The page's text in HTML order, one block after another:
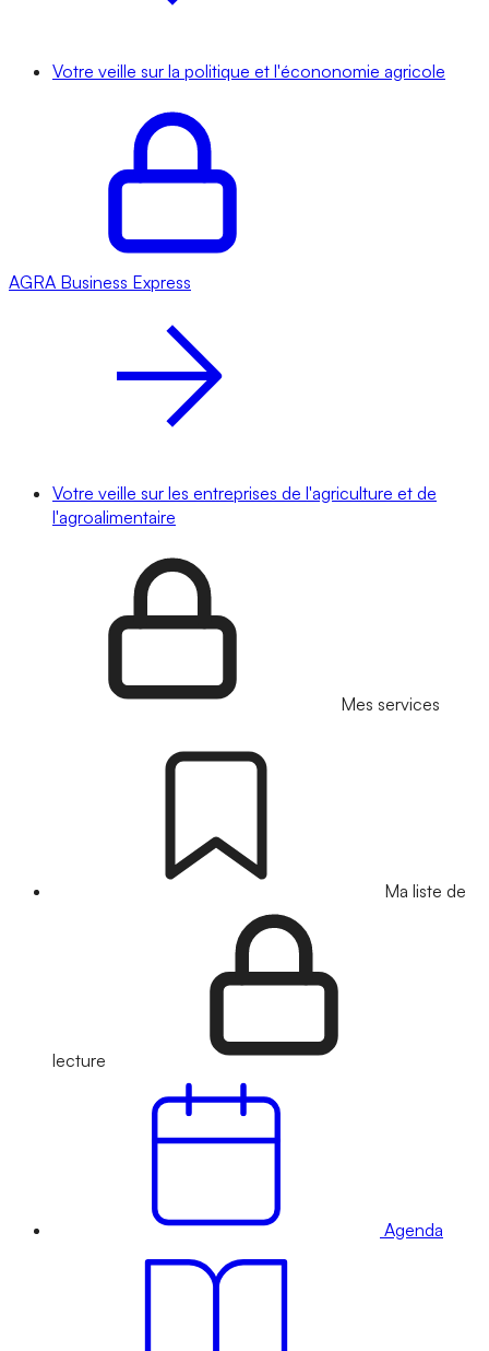
Votre veille sur la politique et l'écononomie agricole
AGRA Business Express
Votre veille sur les entreprises de l'agriculture et de
l'agroalimentaire
Mes services
Ma liste de
lecture
Agenda